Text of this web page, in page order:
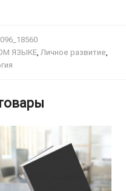
ЯЗЫКЕ, Личное развитие